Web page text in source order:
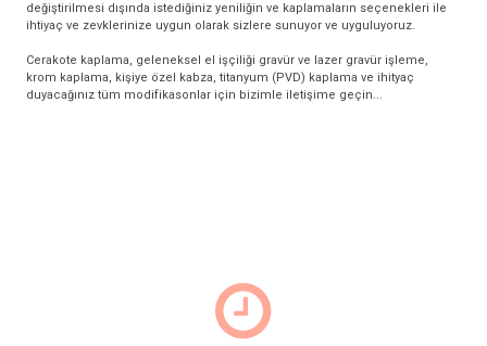
değiştirilmesi dışında istediğiniz yeniliğin ve kaplamaların seçenekleri ile
ihtiyaç ve zevklerinize uygun olarak sizlere sunuyor ve uyguluyoruz.
Cerakote kaplama, geleneksel el işçiliği gravür ve lazer gravür işleme,
krom kaplama, kişiye özel kabza, titanyum (PVD) kaplama ve ihityaç
duyacağınız tüm modifikasonlar için bizimle iletişime geçin...
